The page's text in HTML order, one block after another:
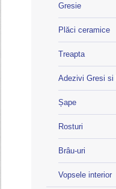
Gresie
Plăci ceramice
Treapta
Adezivi Gresi si
Șape
Rosturi
Brâu-uri
Vopsele interior